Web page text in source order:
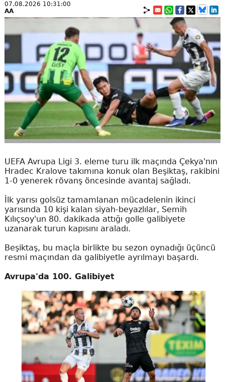
07.08.2026 10:31:00
AA
UEFA Avrupa Ligi 3. eleme turu ilk maçında Çekya'nın
Hradec Kralove takımına konuk olan Beşiktaş, rakibini
1-0 yenerek rövanş öncesinde avantaj sağladı.
İlk yarısı golsüz tamamlanan mücadelenin ikinci
yarısında 10 kişi kalan siyah-beyazlılar, Semih
Kılıçsoy'un 80. dakikada attığı golle galibiyete
uzanarak turun kapısını araladı.
Beşiktaş, bu maçla birlikte bu sezon oynadığı üçüncü
resmi maçından da galibiyetle ayrılmayı başardı.
Avrupa'da 100. Galibiyet